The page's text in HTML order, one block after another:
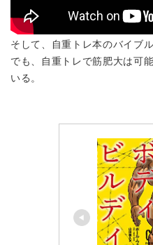
そして、自重トレ本のバイブ
でも、自重トレで筋肥大は可
いる。